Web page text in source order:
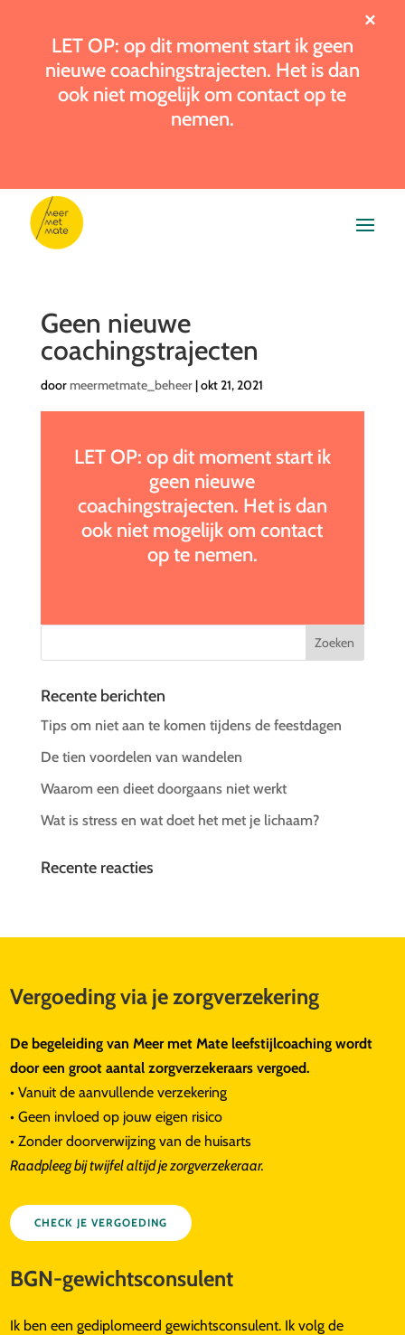
Geen nieuwe
coachingstrajecten
doormeermetmate_beheer|okt 21, 2021
LET OP: op dit moment start ik
geen nieuwe
coachingstrajecten. Het is dan
ook niet mogelijk om contact
op te nemen.
Recente berichten
Tips om niet aan te komen tijdens de feestdagen
De tien voordelen van wandelen
Waarom een dieet doorgaans niet werkt
Wat is stress en wat doet het met je lichaam?
Recente reacties
Vergoeding via je zorgverzekering
De begeleiding van Meer met Mate leefstijlcoaching wordt
door een groot aantal zorgverzekeraars vergoed.
• Vanuit de aanvullende verzekering
• Geen invloed op jouw eigen risico
• Zonder doorverwijzing van de huisarts
Raadpleeg bij twijfel altijd je zorgverzekeraar.
CHECK JE VERGOEDING
BGN-gewichtsconsulent
Ik ben een gediplomeerd gewichtsconsulent. Ik volg de
LET OP: op dit moment start ik geen
nieuwe coachingstrajecten. Het is dan
ook niet mogelijk om contact op te
nemen.
×